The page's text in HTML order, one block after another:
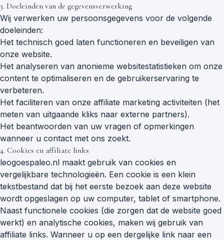
3. Doeleinden van de gegevensverwerking
Wij verwerken uw persoonsgegevens voor de volgende
doeleinden:
Het technisch goed laten functioneren en beveiligen van
onze website.
Het analyseren van anonieme websitestatistieken om onze
content te optimaliseren en de gebruikerservaring te
verbeteren.
Het faciliteren van onze affiliate marketing activiteiten (het
meten van uitgaande kliks naar externe partners).
Het beantwoorden van uw vragen of opmerkingen
wanneer u contact met ons zoekt.
4. Cookies en affiliate links
leogoespaleo.nl maakt gebruik van cookies en
vergelijkbare technologieën. Een cookie is een klein
tekstbestand dat bij het eerste bezoek aan deze website
wordt opgeslagen op uw computer, tablet of smartphone.
Naast functionele cookies (die zorgen dat de website goed
werkt) en analytische cookies, maken wij gebruik van
affiliate links. Wanneer u op een dergelijke link naar een